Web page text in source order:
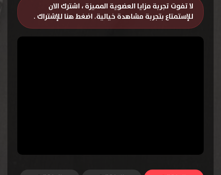
لا تفوت تجربة مزايا العضوية المميزة ، اشترك الان
للإستمتاع بتجربة مشاهدة خيالية. اضغط هنا للإشتراك .